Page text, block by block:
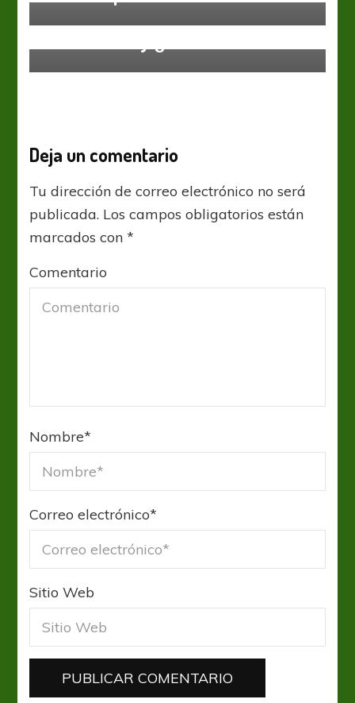
Deja un comentario
Tu dirección de correo electrónico no será
publicada. Los campos obligatorios están
marcados con*
Comentario
Nombre*
Correo electrónico*
Sitio Web